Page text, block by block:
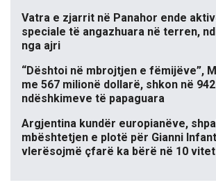
Vatra e zjarrit në Panahor ende
speciale të angazhuara në terren,
nga ajri
“Dështoi në mbrojtjen e fëmijëve”,
me 567 milionë dollarë, shkon në
ndëshkimeve të papaguara
Argjentina kundër europianëve,
mbështetjen e plotë për Gianni
vlerësojmë çfarë ka bërë në 10